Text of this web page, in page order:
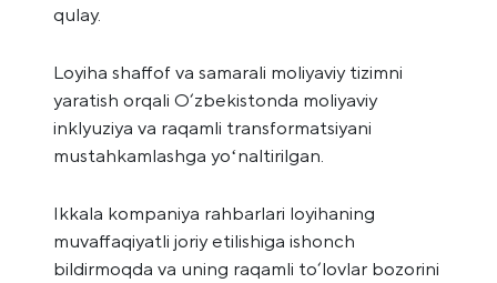
qulay.
Loyiha shaffof va samarali moliyaviy tizimni
yaratish orqali O‘zbekistonda moliyaviy
inklyuziya va raqamli transformatsiyani
mustahkamlashga yoʻnaltirilgan.
Ikkala kompaniya rahbarlari loyihaning
muvaffaqiyatli joriy etilishiga ishonch
bildirmoqda va uning raqamli to‘lovlar bozorini